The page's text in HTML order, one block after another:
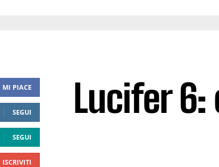
MI PIACE
SEGUI
SEGUI
ISCRIVITI
Lucifer